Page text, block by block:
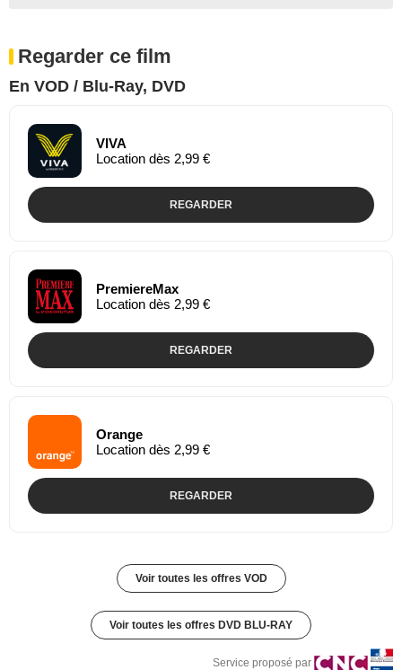
Regarder ce film
En VOD / Blu-Ray, DVD
VIVA
Location dès 2,99 €
REGARDER
PremiereMax
Location dès 2,99 €
REGARDER
Orange
Location dès 2,99 €
REGARDER
Voir toutes les offres VOD
Voir toutes les offres DVD BLU-RAY
Service proposé par